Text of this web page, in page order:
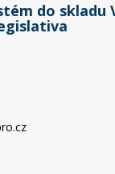
do skladu